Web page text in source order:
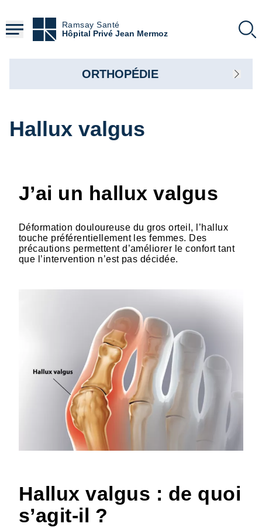
contenu
principal
Ramsay Santé
Hôpital Privé Jean Mermoz
Hallux valgus
J’ai un hallux valgus
Déformation douloureuse du gros orteil, l’hallux
touche préférentiellement les femmes. Des
précautions permettent d’améliorer le confort tant
que l’intervention n’est pas décidée.
HTML
Hallux valgus : de quoi
s’agit-il ?
ORTHOPÉDIE